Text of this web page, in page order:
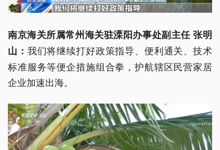
南京海关所属常州海关驻溧阳办事处副主任 张明
山： 我们将继续打好政策指导、便利通关、技术
标准服务等便企措施组合拳，护航辖区民营家居
企业加速出海。